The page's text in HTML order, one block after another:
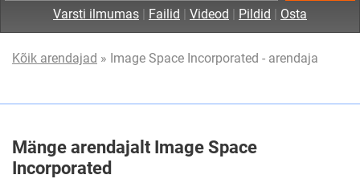
Varsti ilmumas | Failid | Videod | Pildid | Osta
Kõik arendajad » Image Space Incorporated - arendaja
Mänge arendajalt Image Space
Incorporated